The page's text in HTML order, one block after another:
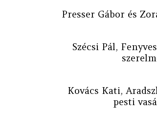
Presser Gábor és
Szécsi Pál,
Kovács Kati,
pesti